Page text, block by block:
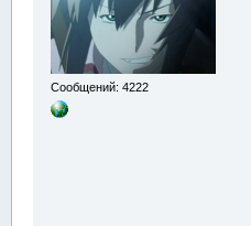
Сообщений: 4222